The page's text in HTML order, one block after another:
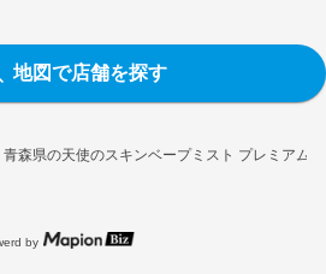
青森県の天使のスキンベープミスト プレミアム
地図で店舗を探す
by